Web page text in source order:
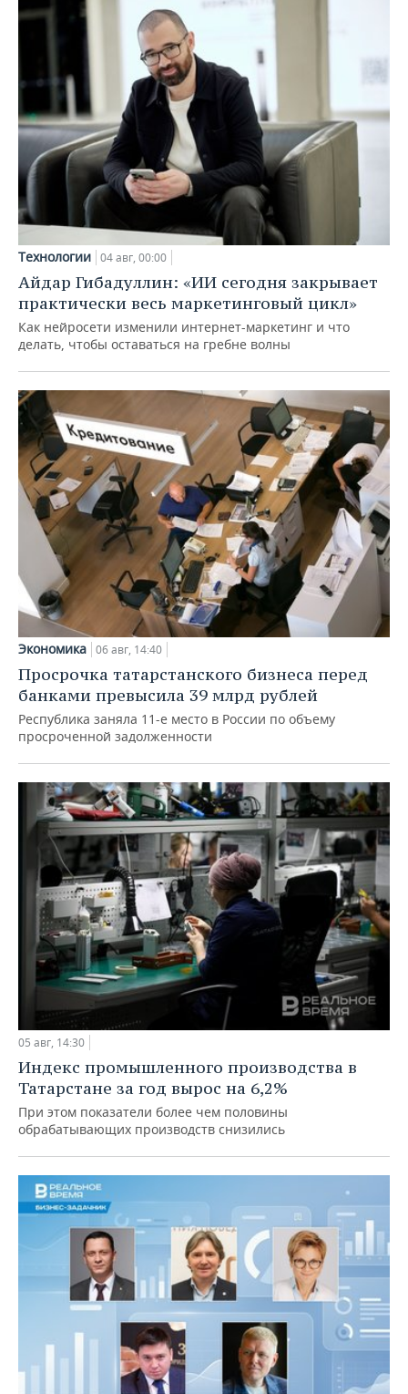
Технологии 04 авг, 00:00
Айдар Гибадуллин: «ИИ сегодня закрывает
практически весь маркетинговый цикл»
Как нейросети изменили интернет-маркетинг и что
делать, чтобы оставаться на гребне волны
Экономика 06 авг, 14:40
Просрочка татарстанского бизнеса перед
банками превысила 39 млрд рублей
Республика заняла 11-е место в России по объему
просроченной задолженности
05 авг, 14:30
Индекс промышленного производства в
Татарстане за год вырос на 6,2%
При этом показатели более чем половины
обрабатывающих производств снизились